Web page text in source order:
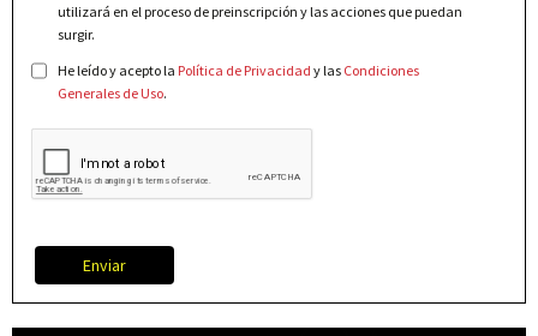
utilizará en el proceso de preinscripción y las acciones que puedan
surgir.
He leído y acepto la Política de Privacidad y las Condiciones
Generales de Uso.
Enviar